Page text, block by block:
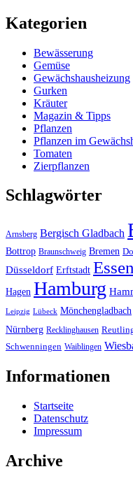
Kategorien
Bewässerung
Gemüse
Gewächshausheizung
Gurken
Kräuter
Magazin & Tipps
Pflanzen
Pflanzen im
Tomaten
Zierpflanzen
Schlagwörter
Arnsberg Bergisch Gladbach
Bottrop Braunschweig Bremen
Düsseldorf Erftstadt Essen
Hagen Hamburg
Leipzig Lübeck Mönchengladbach
Nürnberg Recklinghausen
Schwenningen Waiblingen
Informationen
Startseite
Datenschutz
Impressum
Archive